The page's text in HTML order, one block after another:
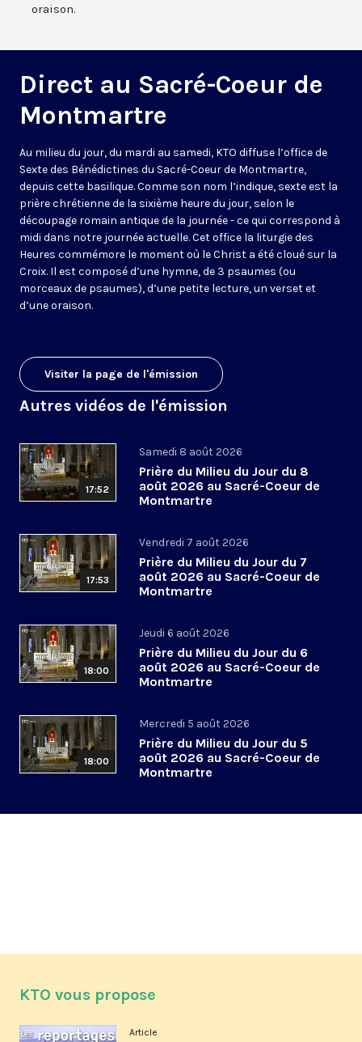
oraison.
Direct au Sacré-Coeur de
Montmartre
Au milieu du jour, du mardi au samedi, KTO diffuse l’office de
Sexte des Bénédictines du Sacré-Coeur de Montmartre,
depuis cette basilique. Comme son nom l’indique, sexte est la
prière chrétienne de la sixième heure du jour, selon le
découpage romain antique de la journée - ce qui correspond à
midi dans notre journée actuelle. Cet office la liturgie des
Heures commémore le moment où le Christ a été cloué sur la
Croix. Il est composé d’une hymne, de 3 psaumes (ou
morceaux de psaumes), d’une petite lecture, un verset et
d’une oraison.
Visiter la page de l'émission
Autres vidéos de l'émission
17:52
Samedi 8 août 2026
Prière du Milieu du Jour du 8
août 2026 au Sacré-Coeur de
Montmartre
17:53
Vendredi 7 août 2026
Prière du Milieu du Jour du 7
août 2026 au Sacré-Coeur de
Montmartre
18:00
Jeudi 6 août 2026
Prière du Milieu du Jour du 6
août 2026 au Sacré-Coeur de
Montmartre
18:00
Mercredi 5 août 2026
Prière du Milieu du Jour du 5
août 2026 au Sacré-Coeur de
Montmartre
KTO vous propose
Article